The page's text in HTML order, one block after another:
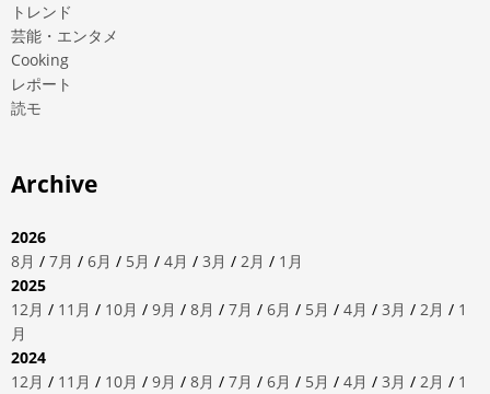
トレンド
芸能・エンタメ
Cooking
レポート
読モ
Archive
2026
8月 / 7月 / 6月 / 5月 / 4月 / 3月 / 2月 / 1月
2025
12月 / 11月 / 10月 / 9月 / 8月 / 7月 / 6月 / 5月 / 4月 / 3月 / 2月 / 1
月
2024
12月 / 11月 / 10月 / 9月 / 8月 / 7月 / 6月 / 5月 / 4月 / 3月 / 2月 / 1